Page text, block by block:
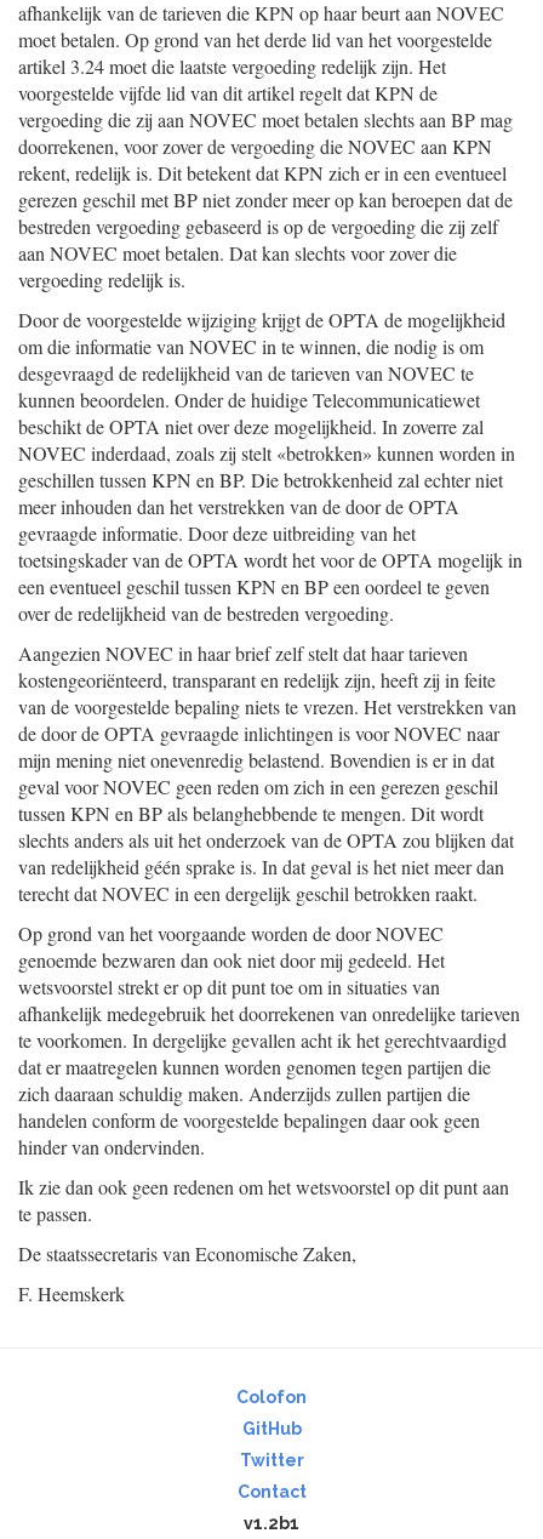
afhankelijk van de tarieven die KPN op haar beurt aan NOVEC
moet betalen. Op grond van het derde lid van het voorgestelde
artikel 3.24 moet die laatste vergoeding redelijk zijn. Het
voorgestelde vijfde lid van dit artikel regelt dat KPN de
vergoeding die zij aan NOVEC moet betalen slechts aan BP mag
doorrekenen, voor zover de vergoeding die NOVEC aan KPN
rekent, redelijk is. Dit betekent dat KPN zich er in een eventueel
gerezen geschil met BP niet zonder meer op kan beroepen dat de
bestreden vergoeding gebaseerd is op de vergoeding die zij zelf
aan NOVEC moet betalen. Dat kan slechts voor zover die
vergoeding redelijk is.
Door de voorgestelde wijziging krijgt de OPTA de mogelijkheid
om die informatie van NOVEC in te winnen, die nodig is om
desgevraagd de redelijkheid van de tarieven van NOVEC te
kunnen beoordelen. Onder de huidige Telecommunicatiewet
beschikt de OPTA niet over deze mogelijkheid. In zoverre zal
NOVEC inderdaad, zoals zij stelt «betrokken» kunnen worden in
geschillen tussen KPN en BP. Die betrokkenheid zal echter niet
meer inhouden dan het verstrekken van de door de OPTA
gevraagde informatie. Door deze uitbreiding van het
toetsingskader van de OPTA wordt het voor de OPTA mogelijk in
een eventueel geschil tussen KPN en BP een oordeel te geven
over de redelijkheid van de bestreden vergoeding.
Aangezien NOVEC in haar brief zelf stelt dat haar tarieven
kostengeoriënteerd, transparant en redelijk zijn, heeft zij in feite
van de voorgestelde bepaling niets te vrezen. Het verstrekken van
de door de OPTA gevraagde inlichtingen is voor NOVEC naar
mijn mening niet onevenredig belastend. Bovendien is er in dat
geval voor NOVEC geen reden om zich in een gerezen geschil
tussen KPN en BP als belanghebbende te mengen. Dit wordt
slechts anders als uit het onderzoek van de OPTA zou blijken dat
van redelijkheid géén sprake is. In dat geval is het niet meer dan
terecht dat NOVEC in een dergelijk geschil betrokken raakt.
Op grond van het voorgaande worden de door NOVEC
genoemde bezwaren dan ook niet door mij gedeeld. Het
wetsvoorstel strekt er op dit punt toe om in situaties van
afhankelijk medegebruik het doorrekenen van onredelijke tarieven
te voorkomen. In dergelijke gevallen acht ik het gerechtvaardigd
dat er maatregelen kunnen worden genomen tegen partijen die
zich daaraan schuldig maken. Anderzijds zullen partijen die
handelen conform de voorgestelde bepalingen daar ook geen
hinder van ondervinden.
Ik zie dan ook geen redenen om het wetsvoorstel op dit punt aan
te passen.
De staatssecretaris van Economische Zaken,
F. Heemskerk
Colofon
GitHub
Twitter
Contact
v1.2b1